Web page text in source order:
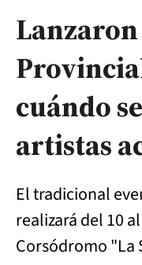
Lanzaron
cuándo
artistas
El tradicional
realizará del 10
Corsódromo "La